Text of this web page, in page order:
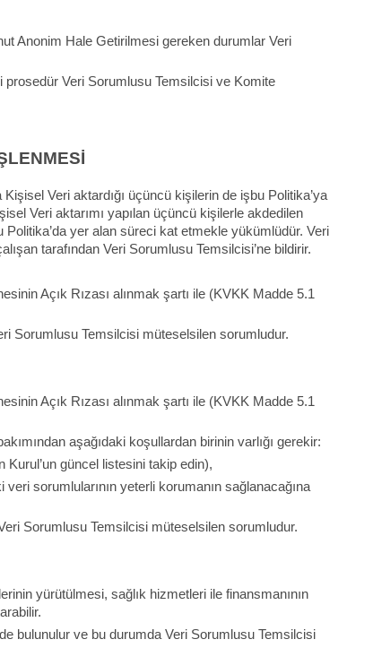
Anonim Hale Getirilmesi gereken durumlar Veri
Veri Sorumlusu Temsilcisi ve Komite
Veri aktardığı üçüncü kişilerin de işbu Politika’ya
Veri aktarımı yapılan üçüncü kişilerle akdedilen
yer alan süreci kat etmekle yükümlüdür. Veri
tarafından Veri Sorumlusu Temsilcisi’ne bildirir.
Açık Rızası alınmak şartı ile (KVKK Madde 5.1
Sorumlusu Temsilcisi müteselsilen sorumludur.
Açık Rızası alınmak şartı ile (KVKK Madde 5.1
aşağıdaki koşullardan birinin varlığı gerekir:
Kurul’un güncel listesini takip edin),
sorumlularının yeterli korumanın sağlanacağına
Sorumlusu Temsilcisi müteselsilen sorumludur.
yürütülmesi, sağlık hizmetleri ile finansmanının
bulunulur ve bu durumda Veri Sorumlusu Temsilcisi